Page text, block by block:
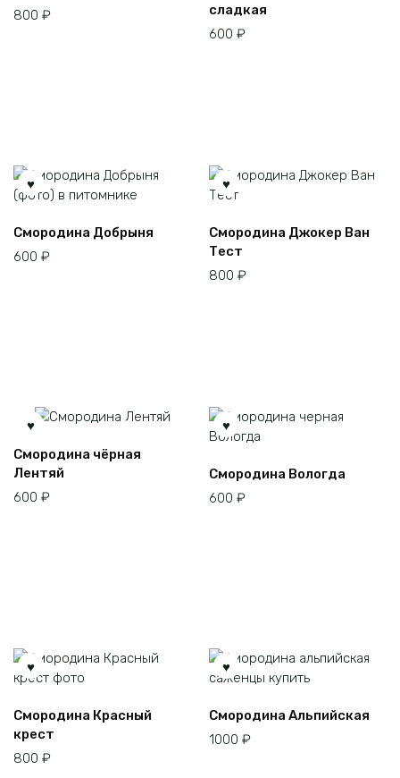
800 ₽
сладкая
600 ₽
Смородина Добрыня
600 ₽
Смородина Джокер Ван
Тест
800 ₽
Смородина чёрная
Лентяй
600 ₽
Смородина Вологда
600 ₽
Смородина Красный
крест
800 ₽
Смородина Альпийская
1000 ₽